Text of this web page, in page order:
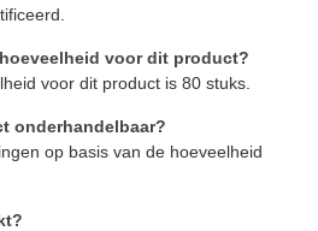
voor dit product?
voor dit product is 80 stuks.
onderhandelbaar?
op basis van de hoeveelheid